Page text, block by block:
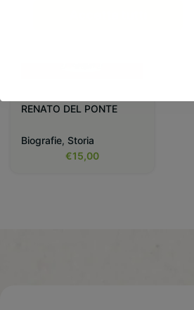
RENATO DEL PONTE
Biografie, Storia
€15,00